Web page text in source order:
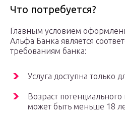
Что потребуется?
Главным условием
Альфа Банка является
требованиям банка:
Услуга доступна только
Возраст
может быть меньше 18